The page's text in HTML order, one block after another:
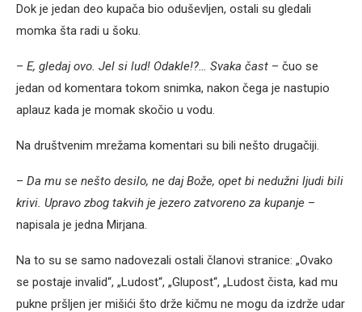
Dok je jedan deo kupača bio oduševljen, ostali su gledali
momka šta radi u šoku.
– E, gledaj ovo. Jel si lud! Odakle!?… Svaka čast – čuo se
jedan od komentara tokom snimka, nakon čega je nastupio
aplauz kada je momak skočio u vodu.
Na društvenim mrežama komentari su bili nešto drugačiji.
– Da mu se nešto desilo, ne daj Bože, opet bi nedužni ljudi bili
krivi. Upravo zbog takvih je jezero zatvoreno za kupanje –
napisala je jedna Mirjana.
Na to su se samo nadovezali ostali članovi stranice: „Ovako
se postaje invalid“, „Ludost“, „Glupost“, „Ludost čista, kad mu
pukne pršljen jer mišići što drže kičmu ne mogu da izdrže udar